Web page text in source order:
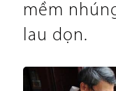
mềm
lau dọn.